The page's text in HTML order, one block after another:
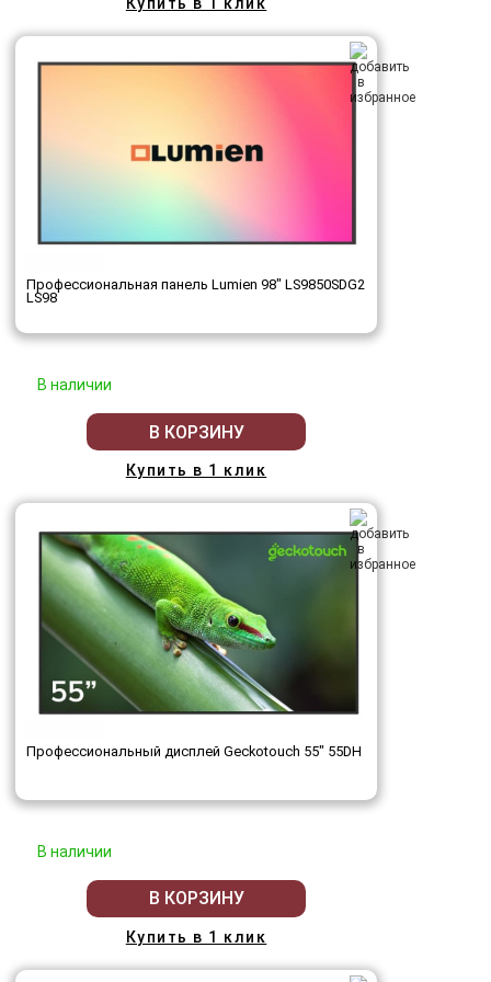
Купить в 1 клик
Профессиональная панель Lumien 98" LS9850SDG2
LS98
В наличии
В КОРЗИНУ
Купить в 1 клик
Профессиональный дисплей Geckotouch 55" 55DH
В наличии
В КОРЗИНУ
Купить в 1 клик